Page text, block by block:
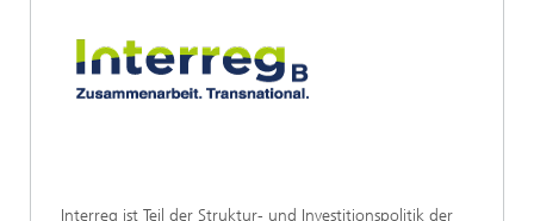
Interreg ist Teil der Struktur- und Investitionspolitik der